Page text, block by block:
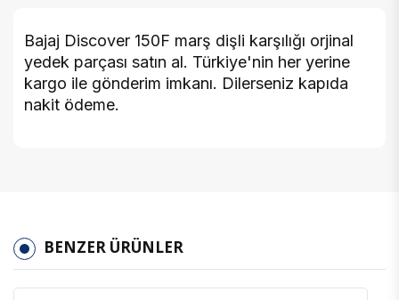
Bajaj Discover 150F marş dişli karşılığı orjinal
yedek parçası satın al. Türkiye'nin her yerine
kargo ile gönderim imkanı. Dilerseniz kapıda
nakit ödeme.
BENZER ÜRÜNLER